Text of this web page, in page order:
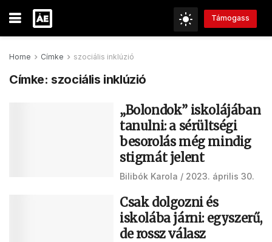
Támogass
Home Címke szociális inklúzió
Címke: szociális inklúzió
„Bolondok” iskolájában
tanulni: a sérültségi
besorolás még mindig
stigmát jelent
Bilibók Karola 2023. április 30.
Csak dolgozni és
iskolába járni: egyszerű,
de rossz válasz